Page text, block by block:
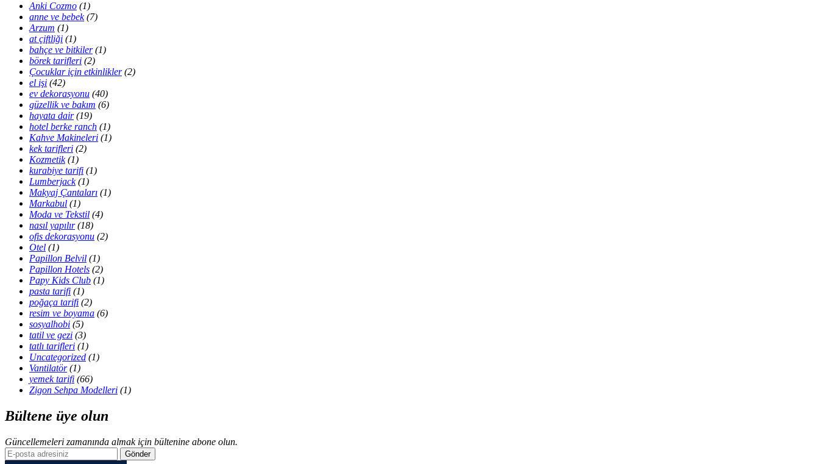
Anki Cozmo (1)
anne ve bebek(7)
Arzum (1)
at çiftliği (1)
bahçe ve bitkiler(1)
börek tarifleri (2)
Çocuklar için etkinlikler(2)
el işi (42)
ev dekorasyonu (40)
güzellik ve bakım (6)
hayata dair(19)
hotel berke ranch (1)
Kahve Makineleri (1)
kek tarifleri (2)
Kozmetik(1)
kurabiye tarifi (1)
Lumberjack(1)
Makyaj Çantaları (1)
Markabul (1)
Moda ve Tekstil (4)
nasıl yapılır(18)
ofis dekorasyonu (2)
Otel (1)
Papillon Belvil (1)
Papillon Hotels (2)
Papy Kids Club (1)
pasta tarifi (1)
poğaça tarifi (2)
resim ve boyama (6)
sosyalhobi (5)
tatil ve gezi (3)
tatlı tarifleri (1)
Uncategorized (1)
Vantilatör(1)
yemek tarifi (66)
Zigon Sehpa Modelleri (1)
Bültene üye olun
Güncellemeleri zamanında almak için bültenine abone olun.